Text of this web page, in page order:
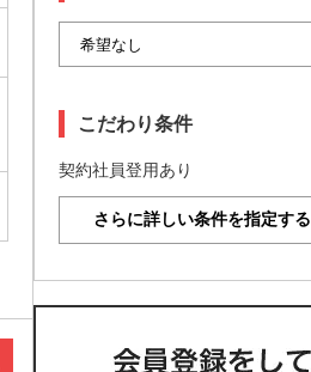
こだわり条件
契約社員登用あり
さらに詳しい条件を指定する